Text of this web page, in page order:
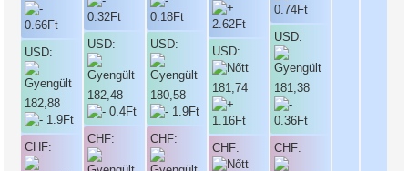
USD:
182,88
CHF:
USD:
182,48
CHF:
USD:
180,58
CHF:
USD:
181,74
CHF:
USD:
181,38
CHF: